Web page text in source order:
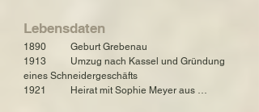
Tochter Berta (Bertl) Meyer
ermordet am:Mai 1943 in der Mordstätte
Lebensdaten
1890          Geburt Grebenau
1913          Umzug nach Kassel und Gründung
eines Schneidergeschäfts
1921          Heirat mit Sophie Meyer aus